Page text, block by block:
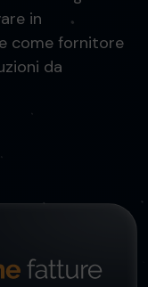
in
come fornitore
da